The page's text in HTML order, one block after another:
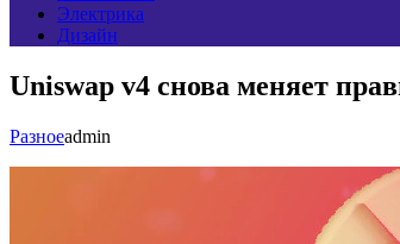
Электрика
Дизайн
Uniswap v4 снова меняет
Разноеadmin